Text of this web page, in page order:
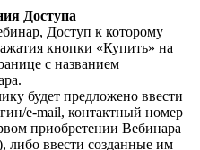
Доступа
Доступ к которому
кнопки «Купить» на
с названием
будет предложено ввести
e-mail, контактный номер
приобретении Вебинара
либо ввести созданные им